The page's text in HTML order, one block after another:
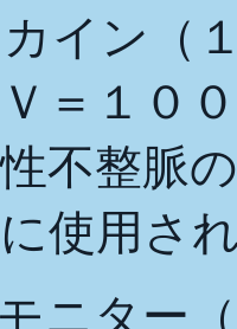
イン（
Ｖ＝１０
不整脈
使用さ
ニター